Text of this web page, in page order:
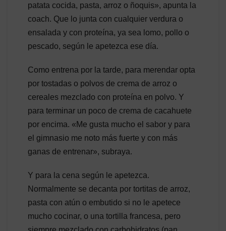
patata cocida, pasta, arroz o ñoquis», apunta la
coach. Que lo junta con cualquier verdura o
ensalada y con proteína, ya sea lomo, pollo o
pescado, según le apetezca ese día.
Como entrena por la tarde, para merendar opta
por tostadas o polvos de crema de arroz o
cereales mezclado con proteína en polvo. Y
para terminar un poco de crema de cacahuete
por encima. «Me gusta mucho el sabor y para
el gimnasio me noto más fuerte y con más
ganas de entrenar», subraya.
Y para la cena según le apetezca.
Normalmente se decanta por tortitas de arroz,
pasta con atún o embutido si no le apetece
mucho cocinar, o una tortilla francesa, pero